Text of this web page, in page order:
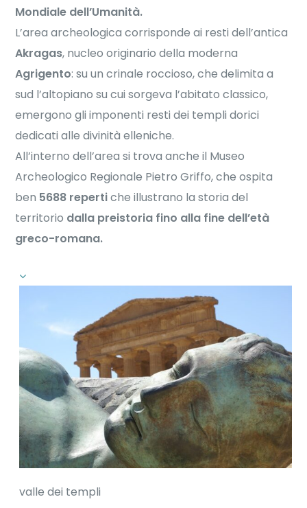
Mondiale dell’Umanità.
L’area archeologica corrisponde ai resti dell’antica
Akragas, nucleo originario della moderna
Agrigento: su un crinale roccioso, che delimita a
sud l’altopiano su cui sorgeva l’abitato classico,
emergono gli imponenti resti dei templi dorici
dedicati alle divinità elleniche.
All’interno dell’area si trova anche il Museo
Archeologico Regionale Pietro Griffo, che ospita
ben 5688 repertiche illustrano la storia del
territorio dalla preistoria fino alla fine dell’età
greco-romana.
valle dei templi